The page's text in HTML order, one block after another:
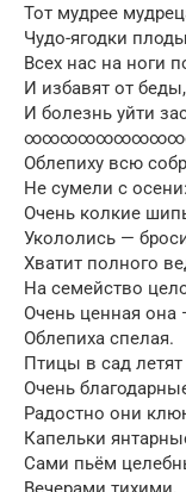
Тот мудрее
Чудо-ягодки плоды
Всех нас на ноги
И избавят от беды,
И болезнь уйти
Облепиху всю
Не сумели с осени:
Очень колкие
Укололись —
Хватит полного
На семейство
Очень ценная она
Облепиха спелая.
Птицы в сад
Очень
Радостно они
Капельки
Сами пьём